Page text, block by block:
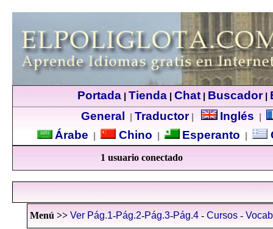
Portada Tienda Chat Buscador|
General
Traductor| Inglés
Árabe Chino Esperanto
1 usuario conectado
Menú >> Ver Pág.1-Pág.2-Pág.3-Pág.4- Cursos-